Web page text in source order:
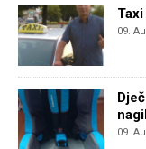
09.
09.